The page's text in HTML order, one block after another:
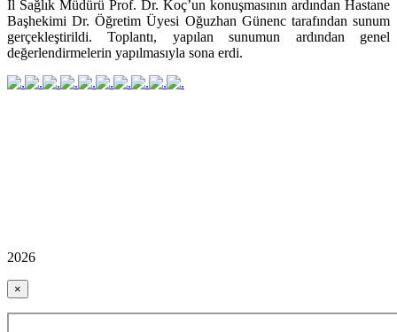
İl Sağlık Müdürü Prof. Dr. Koç’un konuşmasının ardından Hastane
Başhekimi Dr. Öğretim Üyesi Oğuzhan Günenctarafından sunum
gerçekleştirildi. Toplantı, yapılan sunumun ardından genel
değerlendirmelerin yapılmasıyla sona erdi.
2026
×